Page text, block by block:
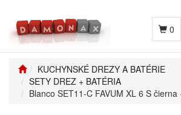
0
KUCHYNSKÉ DREZY A BATÉRIE
SETY DREZ + BATÉRIA
Blanco SET11-C FAVUM XL 6 S čierna